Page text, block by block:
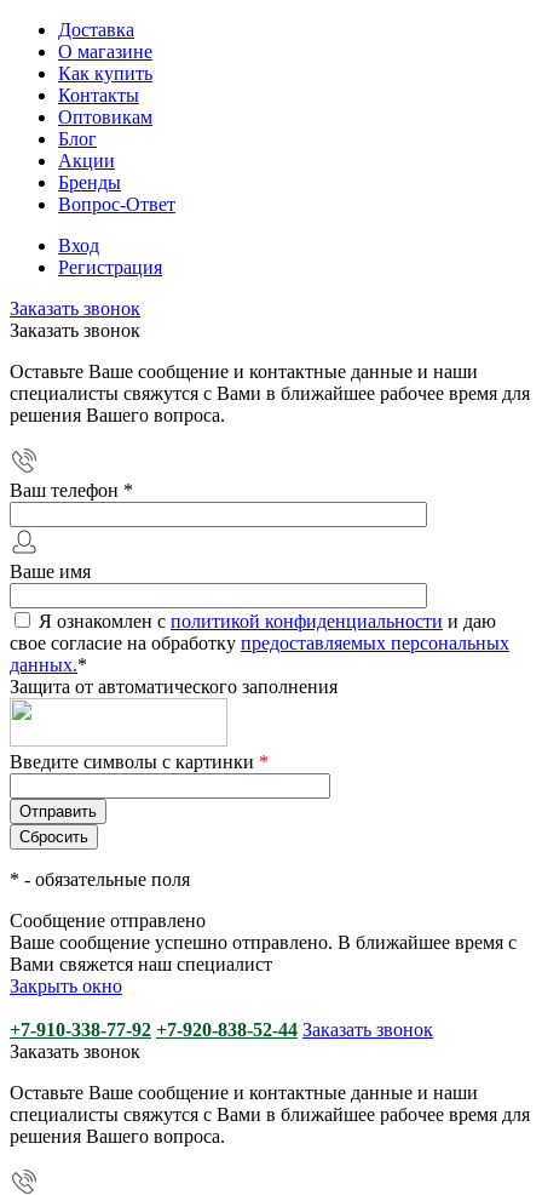
Доставка
О магазине
Как купить
Контакты
Оптовикам
Блог
Акции
Бренды
Вопрос-Ответ
Вход
Регистрация
Заказать звонок
Заказать звонок
Оставьте Ваше сообщение и контактные данные и наши
специалисты свяжутся с Вами в ближайшее рабочее время для
решения Вашего вопроса.
Ваш телефон *
Ваше имя
Я ознакомлен с политикой конфиденциальности и даю
свое согласие на обработку предоставляемых персональных
данных.*
Защита от автоматического заполнения
Введите символы с картинки *
* - обязательные поля
Сообщение отправлено
Ваше сообщение успешно отправлено. В ближайшее время с
Вами свяжется наш специалист
Закрыть окно
+7-910-338-77-92 +7-920-838-52-44 Заказать звонок
Заказать звонок
Оставьте Ваше сообщение и контактные данные и наши
специалисты свяжутся с Вами в ближайшее рабочее время для
решения Вашего вопроса.